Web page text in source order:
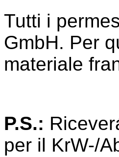
Tutti i
GmbH. Per
materiale
P.S.:
per il KrW-/